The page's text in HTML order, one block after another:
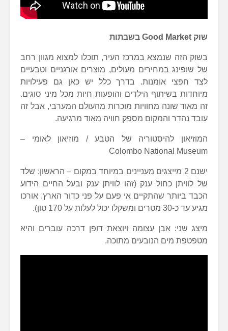
שוק Good Market בשבתות
בשוק הזה שנמצא במרכז העיר, תוכלו למצוא מגוון רחב
של שופינג במחירים מעולים, מוצרים אורגניים וטבעיים
לצד חפצי אומנות. בדרך כלל יש כאן גם פעילויות
מיוחדות בשיתוף הילדים והופעות חיות מכל מיני סוגים.
זה מאוד שונה מחוויות מוכרות מהעולם המערבי, אבל זה
עובד נהדר והמקום מספק חוויה מאוד מרגיעה.
המוזיאון להיסטוריה של הטבע / מוזיאון לאומי –
Colombo National Museum
ישנם 2 מייצגים מעניינים במיוחד במקום – הראשון: שלד
של לוויתן כחול ענק (זהו לוויתן ענק ובעל החיים הידוע
הכבד ביותר שהתקיים אי פעם על פני כדור הארץ. אורכו
מגיע עד כ-30 מטרים ומשקלו יכול לעלות על 170 טון).
מיצג שני: אבן עצומה ויוצאת דופן דרכה עוברים והיא
מטפטפת מים הנובעים מתוכה.